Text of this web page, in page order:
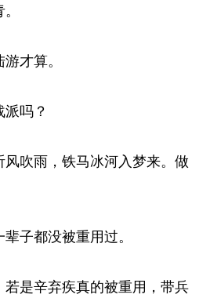
才算。
吗？
吹雨，铁马冰河入梦来。做
子都没被重用过。
是辛弃疾真的被重用，带兵